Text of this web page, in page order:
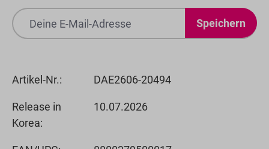
Speichern
Artikel-Nr.: DAE2606-20494
Release in
Korea:
10.07.2026